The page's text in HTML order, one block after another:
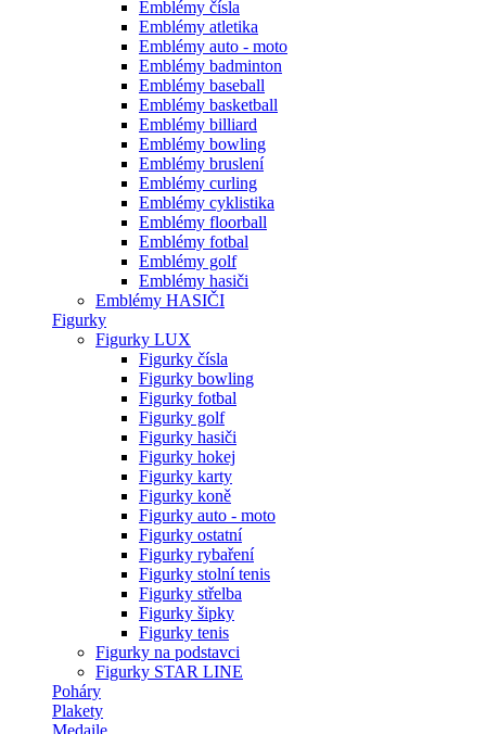
Emblémy čísla
Emblémy atletika
Emblémy auto - moto
Emblémy badminton
Emblémy baseball
Emblémy basketball
Emblémy billiard
Emblémy bowling
Emblémy bruslení
Emblémy curling
Emblémy cyklistika
Emblémy floorball
Emblémy fotbal
Emblémy golf
Emblémy hasiči
Emblémy HASIČI
Figurky
Figurky LUX
Figurky čísla
Figurky bowling
Figurky fotbal
Figurky golf
Figurky hasiči
Figurky hokej
Figurky karty
Figurky koně
Figurky auto - moto
Figurky ostatní
Figurky rybaření
Figurky stolní tenis
Figurky střelba
Figurky šipky
Figurky tenis
Figurky na podstavci
Figurky STAR LINE
Poháry
Plakety
Medaile